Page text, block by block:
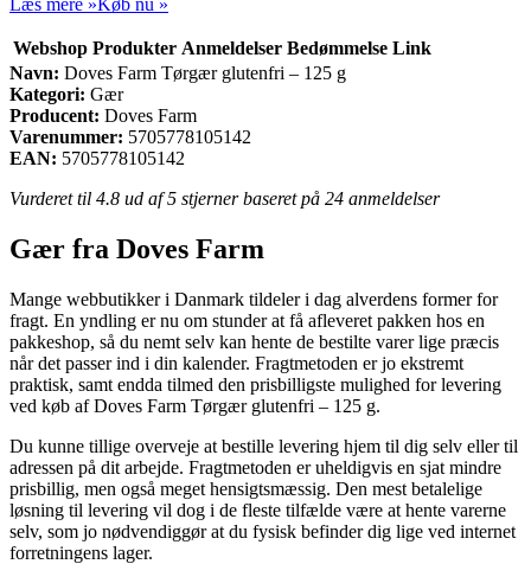
Webshop Produkter Anmeldelser Bedømmelse Link
Navn: Doves Farm Tørgær glutenfri – 125 g
Kategori: Gær
Producent: Doves Farm
Varenummer: 5705778105142
EAN: 5705778105142
Vurderet til 4.8 ud af 5 stjerner baseret på 24 anmeldelser
Gær fra Doves Farm
Mange webbutikker i Danmark tildeler i dag alverdens former for
fragt. En yndling er nu om stunder at få afleveret pakken hos en
pakkeshop, så du nemt selv kan hente de bestilte varer lige præcis
når det passer ind i din kalender. Fragtmetoden er jo ekstremt
praktisk, samt endda tilmed den prisbilligste mulighed for levering
ved køb af Doves Farm Tørgær glutenfri – 125 g.
Du kunne tillige overveje at bestille levering hjem til dig selv eller til
adressen på dit arbejde. Fragtmetoden er uheldigvis en sjat mindre
prisbillig, men også meget hensigtsmæssig. Den mest betalelige
løsning til levering vil dog i de fleste tilfælde være at hente varerne
selv, som jo nødvendiggør at du fysisk befinder dig lige ved internet
forretningens lager.